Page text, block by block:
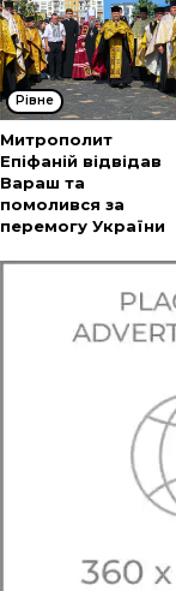
Рівне
Митрополит
Епіфаній відвідав
Вараш та
помолився за
перемогу України